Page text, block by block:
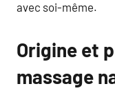
avec soi-même.
Origine et
massage